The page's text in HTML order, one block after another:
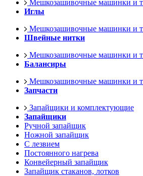
Мешкозашивочные машинки и
Иглы
Мешкозашивочные машинки и
Швейные нитки
Мешкозашивочные машинки и
Балансиры
Мешкозашивочные машинки и
Запчасти
Запайщики и комплектующие
Запайщики
Ручной запайщик
Ножной запайщик
С лезвием
Постоянного нагрева
Конвейерный запайщик
Запайщик стаканов, лотков